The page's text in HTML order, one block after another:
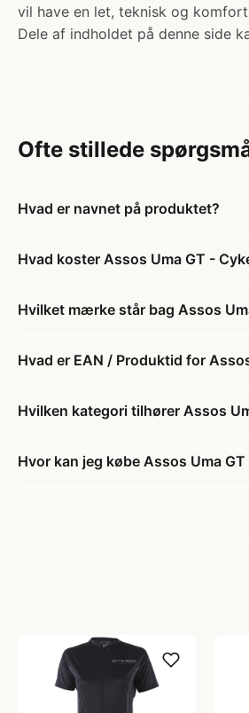
vil have en let, teknisk og
Dele af indholdet på denne side
Ofte stillede
Hvad er navnet på produktet?
Hvad koster Assos Uma GT -
Hvilket mærke står bag Assos
Hvad er EAN / Produktid for
Hvilken kategori tilhører Assos
Hvor kan jeg købe Assos Uma